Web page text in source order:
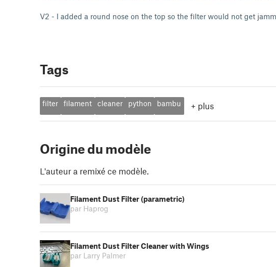
V2 - I added a round nose on the top so the filter would not get
Tags
filter filament cleaner python bambu + plus
Origine du modèle
L'auteur a remixé ce modèle.
Filament Dust Filter (parametric)
par Haprog
Filament Dust Filter Cleaner with Wings
par Larry Palmer